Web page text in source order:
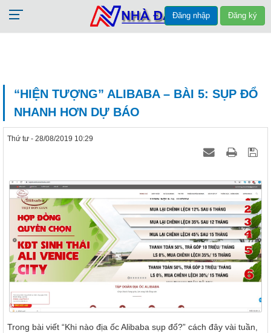
Đăng nhập Đăng ký
“HIỆN TƯỢNG” ALIBABA – BÀI 5: SỤP ĐỔ
NHANH HƠN DỰ BÁO
Thứ tư - 28/08/2019 10:29
Trong bài viết “Khi nào địa ốc Alibaba sụp đổ?” cách đây vài tuần,